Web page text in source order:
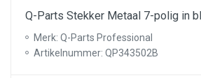
Q-Parts Stekker Metaal 7-polig in
Merk: Q-Parts Professional
Artikelnummer: QP343502B